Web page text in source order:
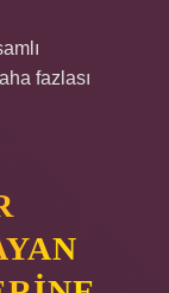
fazlası